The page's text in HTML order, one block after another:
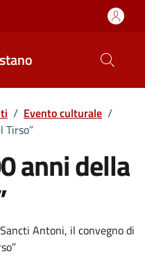
/ Evento culturale /
Tirso”
anni della
Antoni, il convegno di